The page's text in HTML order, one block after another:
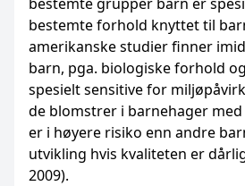
bestemte forhold knyttet til
amerikanske studier finner
barn, pga. biologiske forhold
spesielt sensitive for
de blomstrer i barnehager
er i høyere risiko enn andre
utvikling hvis kvaliteten er
2009).